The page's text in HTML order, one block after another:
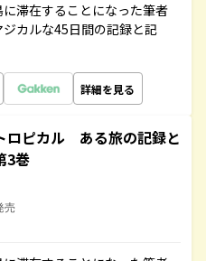
滞在することになった筆者
カルな45日間の記録と記
詳細を見る
ロピカル ある旅の記録と
3巻
売